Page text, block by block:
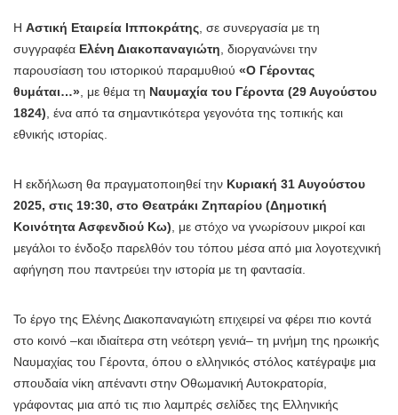
Η Αστική Εταιρεία Ιπποκράτης , σε συνεργασία με τη
συγγραφέα Ελένη Διακοπαναγιώτη , διοργανώνει την
παρουσίαση του ιστορικού παραμυθιού «Ο Γέροντας
θυμάται…» , με θέμα τη Ναυμαχία του Γέροντα (29 Αυγούστου
1824) , ένα από τα σημαντικότερα γεγονότα της τοπικής και
εθνικής ιστορίας.
Η εκδήλωση θα πραγματοποιηθεί την Κυριακή 31 Αυγούστου
2025, στις 19:30, στο Θεατράκι Ζηπαρίου (Δημοτική
Κοινότητα Ασφενδιού Κω) , με στόχο να γνωρίσουν μικροί και
μεγάλοι το ένδοξο παρελθόν του τόπου μέσα από μια λογοτεχνική
αφήγηση που παντρεύει την ιστορία με τη φαντασία.
Το έργο της Ελένης Διακοπαναγιώτη επιχειρεί να φέρει πιο κοντά
στο κοινό –και ιδιαίτερα στη νεότερη γενιά– τη μνήμη της ηρωικής
Ναυμαχίας του Γέροντα, όπου ο ελληνικός στόλος κατέγραψε μια
σπουδαία νίκη απέναντι στην Οθωμανική Αυτοκρατορία,
γράφοντας μια από τις πιο λαμπρές σελίδες της Ελληνικής